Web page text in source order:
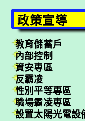
政策宣導
教育儲蓄戶
內部控制
資安專區
反霸凌
性別平等專區
職場霸凌專區
設置太陽光電設